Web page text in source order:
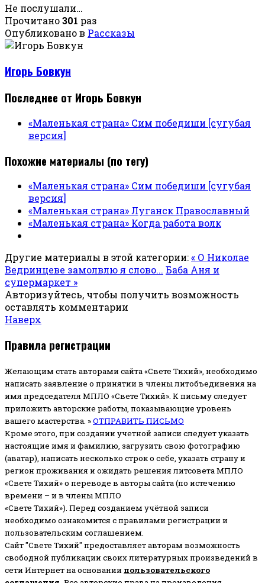
Не послушали…
Прочитано301 раз
Опубликовано в Рассказы
Игорь Бовкун
Последнее от Игорь Бовкун
«Маленькая страна» Сим победиши [сугубая
версия]
Похожие материалы (по тегу)
«Маленькая страна» Сим победиши [сугубая
версия]
«Маленькая страна» Луганск Православный
«Маленькая страна» Когда работа волк
Другие материалы в этой категории:« О Николае
Ведринцеве замолвлю я слово... Баба Аня и
супермаркет »
Авторизуйтесь, чтобы получить возможность
оставлять комментарии
Наверх
Правила регистрации
Желающим стать авторами сайта «Свете Тихий», необходимо
написать заявление о принятии в члены литобъединения на
имя председателя МПЛО «Свете Тихий». К письму следует
приложить авторские работы, показывающие уровень
вашего мастерства. »ОТПРАВИТЬ ПИСЬМО
Кроме этого, при создании учетной записи следует указать
настоящие имя и фамилию, загрузить свою фотографию
(аватар), написать несколько строк о себе, указать страну и
регион проживания и ожидать решения литсовета МПЛО
«Свете Тихий» о переводе в авторы сайта (по истечению
времени – и в члены МПЛО
«Свете Тихий»). Перед созданием учётной записи
необходимо ознакомится с правилами регистрации и
пользовательским соглашением.
Сайт "Свете Тихий" предоставляет авторам возможность
свободной публикации своих литературных произведений в
сети Интернет на основании пользовательского